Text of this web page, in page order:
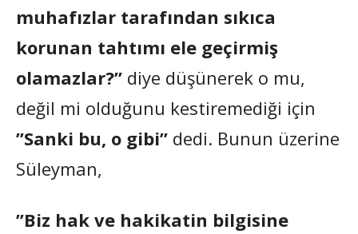
muhafızlar tarafından sıkıca
korunan tahtımı ele geçirmiş
olamazlar?” diye düşünerek o mu,
değil mi olduğunu kestiremediği için
”Sanki bu, o gibi” dedi. Bunun üzerine
Süleyman,
”Biz hak ve hakikatin bilgisine